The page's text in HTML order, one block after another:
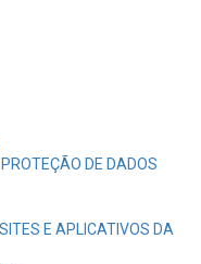
DE DADOS
E APLICATIVOS DA